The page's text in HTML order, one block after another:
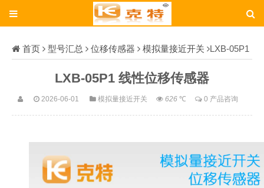
首页 型号汇总 位移传感器 模拟量接近开关 LXB-05P1
LXB-05P1 线性位移传感器
2026-06-01 模拟量接近开关 626℃ 0 产品咨询